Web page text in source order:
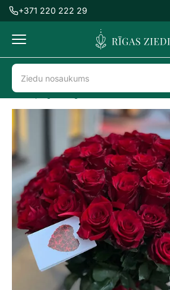
+371 220 222 29
Ziedu
piegāde
Ziedu piegāde Rīgā Rozes 51+
Previous
roze